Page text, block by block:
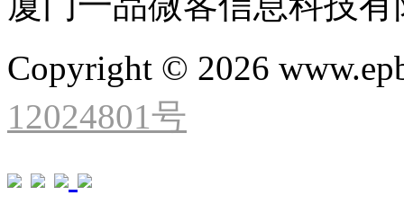
Copyright © 2026
12024801号